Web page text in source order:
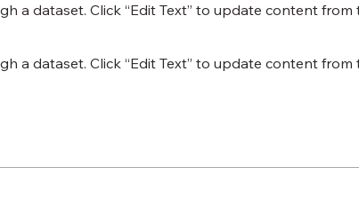
a dataset. Click “Edit Text” to update content
a dataset. Click “Edit Text” to update content